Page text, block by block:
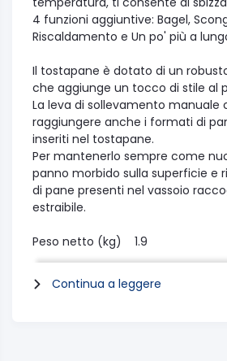
4 funzioni aggiuntive: Bagel,
Riscaldamento e Un po' più a
Il tostapane è dotato di un
che aggiunge un tocco di stile al
La leva di sollevamento manuale
raggiungere anche i formati di
inseriti nel tostapane.
Per mantenerlo sempre come
panno morbido sulla superficie e
di pane presenti nel vassoio
estraibile.
Peso netto (kg) 1.9
Altezza prodotto 211
Larghezza prodotto 307
Profondità prodotto 175
Continua a leggere